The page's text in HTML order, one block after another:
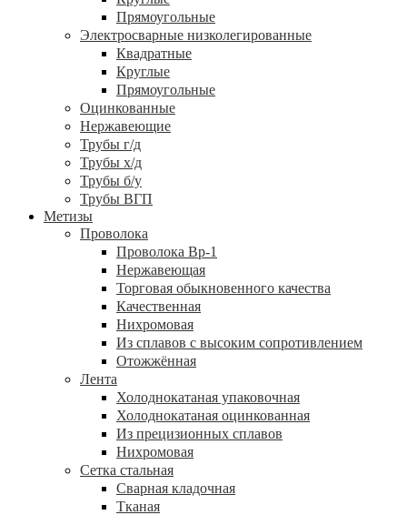
Прямоугольные
Электросварные низколегированные
Квадратные
Круглые
Прямоугольные
Оцинкованные
Нержавеющие
Трубы г/д
Трубы х/д
Трубы б/у
Трубы ВГП
Метизы
Проволока
Проволока Вр-1
Нержавеющая
Торговая обыкновенного качества
Качественная
Нихромовая
Из сплавов с высоким сопротивлением
Отожжённая
Лента
Холоднокатаная упаковочная
Холоднокатаная оцинкованная
Из прецизионных сплавов
Нихромовая
Сетка стальная
Сварная кладочная
Тканая